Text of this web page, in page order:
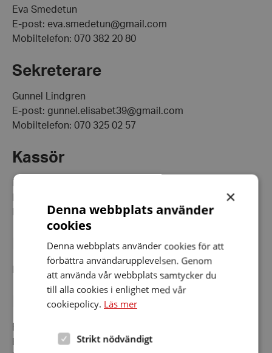
Eva Smedetun
E-post: eva.smedetun@gmail.com
Mobiltelefon: 070 382 20 80
Sekreterare
Gunnel Lindgren
E-post: gunnel.elisabet39@gmail.com
Mobiltelefon: 070 325 02 57
Kassör
Mobil tel:070-592 90 23
Ledamot – studieorganisatör
Ledamot Lena Mari Johansson.
Ledamot
E-post: brittaledin@outlook.com
×
Denna webbplats använder
cookies
Denna webbplats använder cookies för att
förbättra användarupplevelsen. Genom
att använda vår webbplats samtycker du
till alla cookies i enlighet med vår
cookiepolicy. Läs mer
Strikt nödvändigt